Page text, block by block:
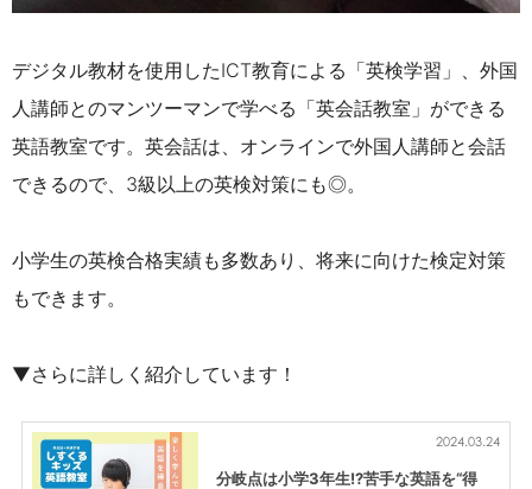
デジタル教材を使用したICT教育による「英検学習」、外国
人講師とのマンツーマンで学べる「英会話教室」ができる
英語教室です。英会話は、オンラインで外国人講師と会話
できるので、3級以上の英検対策にも◎。
小学生の英検合格実績も多数あり、将来に向けた検定対策
もできます。
▼さらに詳しく紹介しています！
2024.03.24
分岐点は小学3年生!?苦手な英語を“得